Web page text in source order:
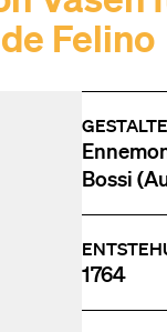
Felino
Bossi
1764